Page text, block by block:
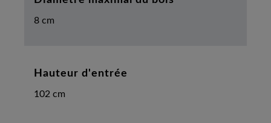
8 cm
Hauteur d'entrée
102 cm